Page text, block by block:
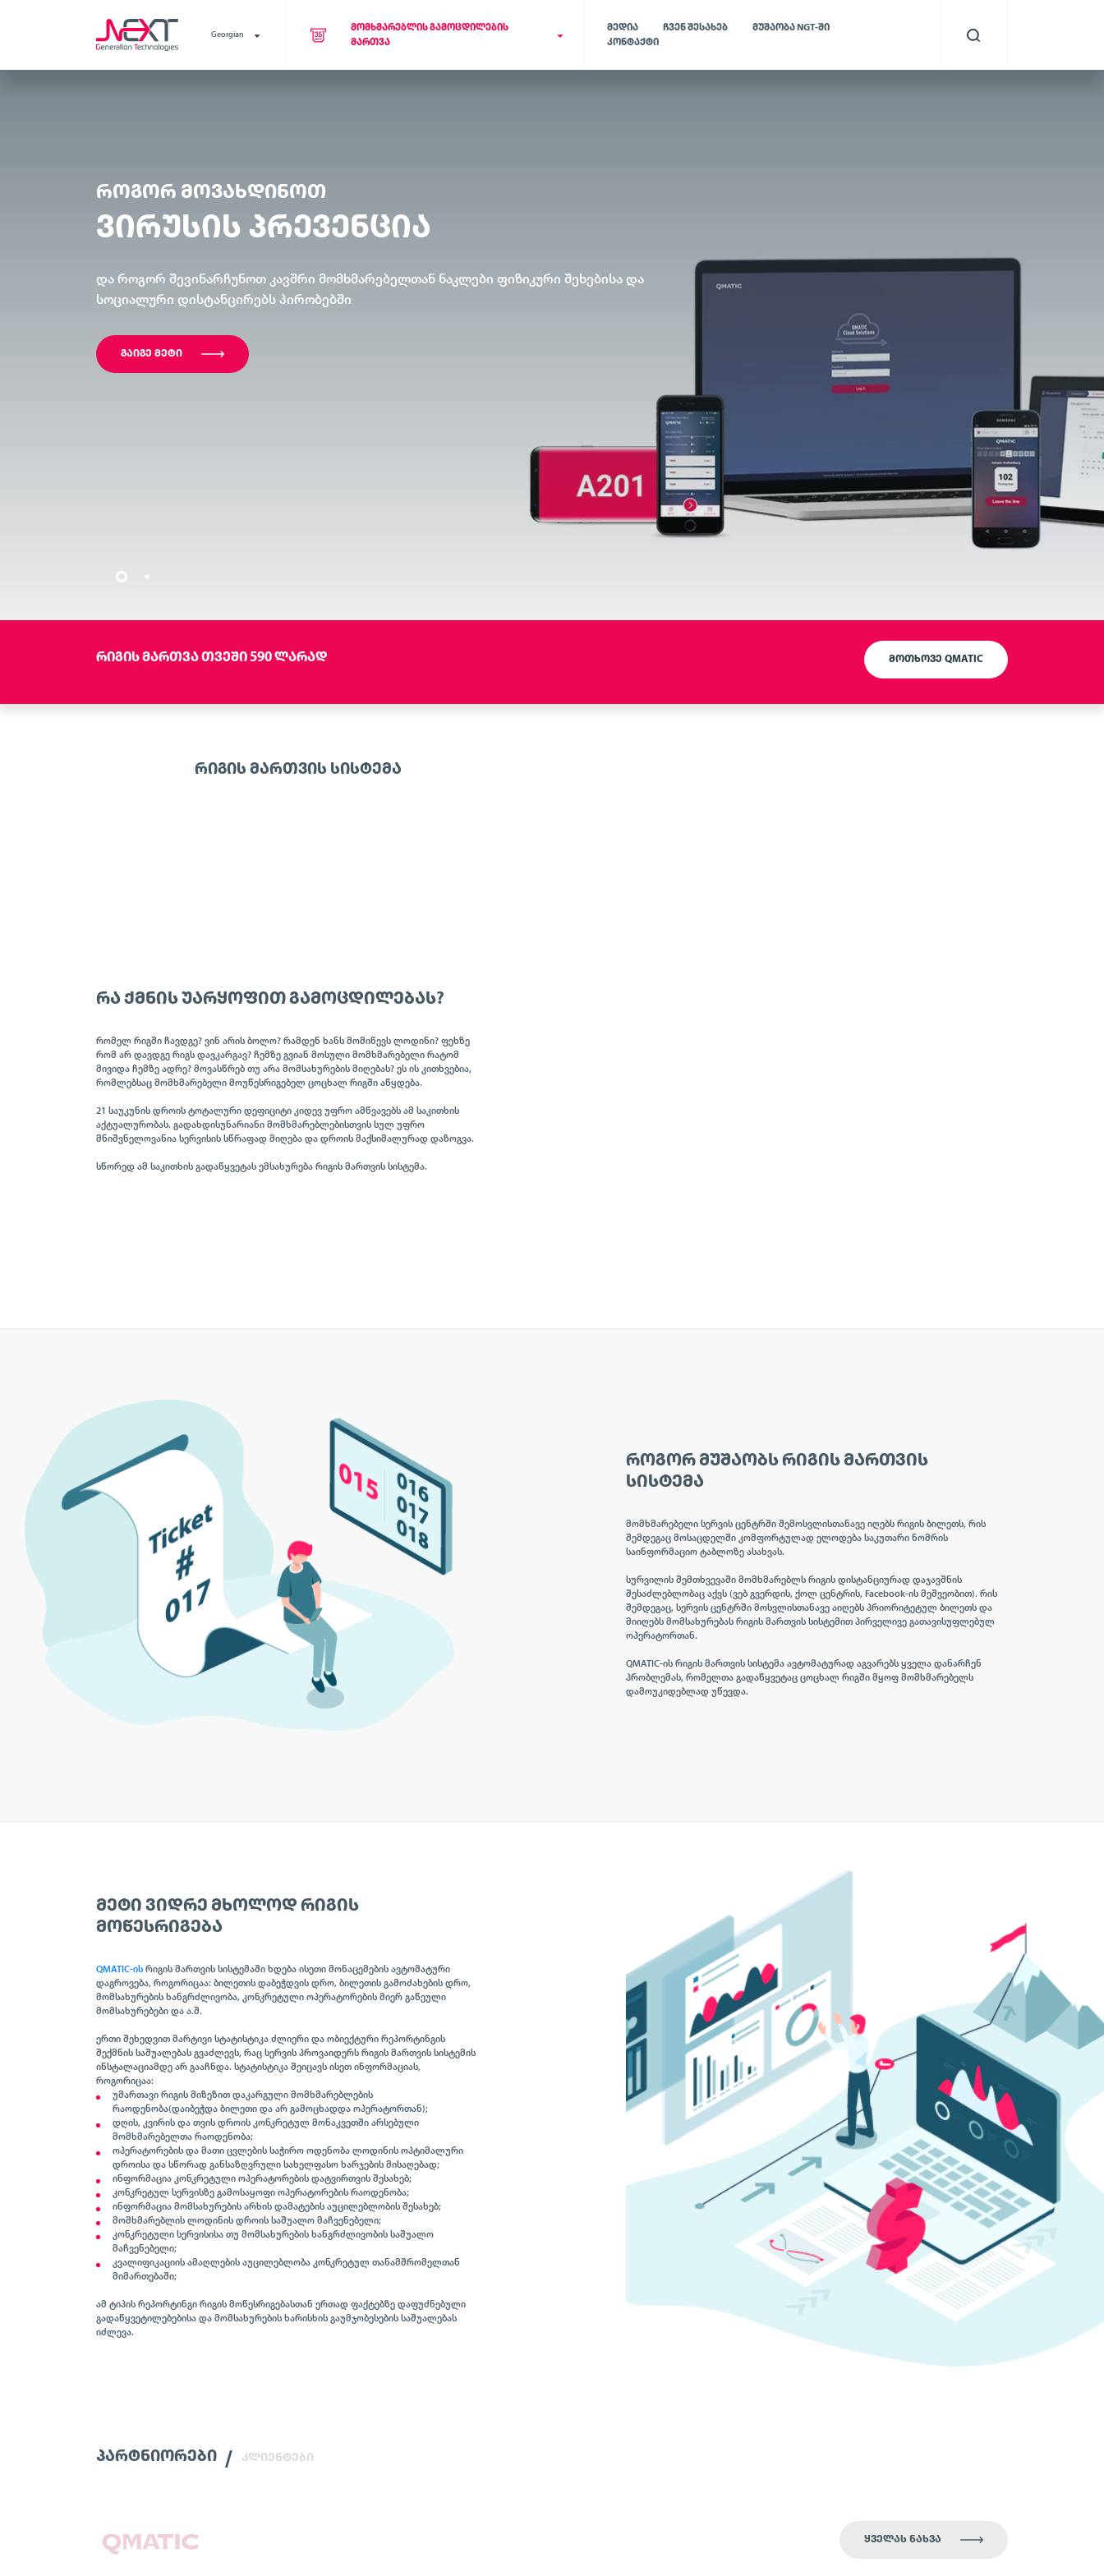
Georgian
ᲛᲝᲛᲮᲛᲐᲠᲔᲑᲚᲘᲡ ᲒᲐᲛᲝᲪᲓᲘᲚᲔᲑᲘᲡ
ᲛᲐᲠᲗᲕᲐ
ᲛᲔᲓᲘᲐ ᲩᲕᲔᲜ ᲨᲔᲡᲐᲮᲔᲑ
ᲛᲣᲨᲐᲝᲑᲐ NGT-ᲨᲘ
ᲙᲝᲜᲢᲐᲥᲢᲘ
ᲠᲝᲒᲝᲠ ᲛᲝᲕᲐᲮᲓᲘᲜᲝᲗ
ᲕᲘᲠᲣᲡᲘᲡ ᲞᲠᲔᲕᲔᲜᲪᲘᲐ
და როგორ შევინარჩუნოთ კავშრი მომხმარებელთან ნაკლები ფიზიკური შეხებისა და
სოციალური დისტანცირებს პირობებში
ᲒᲐᲘᲒᲔ ᲛᲔᲢᲘ
ᲠᲘᲒᲘᲡ ᲛᲐᲠᲗᲕᲐ ᲗᲕᲔᲨᲘ 590 ᲚᲐᲠᲐᲓ ᲛᲝᲗᲮᲝᲕᲔ QMATIC
ᲠᲘᲒᲘᲡ ᲛᲐᲠᲗᲕᲘᲡ ᲡᲘᲡᲢᲔᲛᲐ
ᲠᲐ ᲥᲛᲜᲘᲡ ᲣᲐᲠᲧᲝᲤᲘᲗ ᲒᲐᲛᲝᲪᲓᲘᲚᲔᲑᲐᲡ?
რომელ რიგში ჩავდგე? ვინ არის ბოლო? რამდენ ხანს მომიწევს ლოდინი? ფეხზე
რომ არ დავდგე რიგს დავკარგავ? ჩემზე გვიან მოსული მომხმარებელი რატომ
მივიდა ჩემზე ადრე? მოვასწრებ თუ არა მომსახურების მიღებას? ეს ის კითხვებია,
რომლებსაც მომხმარებელი მოუწესრიგებელ ცოცხალ რიგში აწყდება.
21 საუკუნის დროის ტოტალური დეფიციტი კიდევ უფრო ამწვავებს ამ საკითხის
აქტუალურობას. გადახდისუნარიანი მომხმარებლებისთვის სულ უფრო
მნიშვნელოვანია სერვისის სწრაფად მიღება და დროის მაქსიმალურად დაზოგვა.
სწორედ ამ საკითხის გადაწყვეტას ემსახურება რიგის მართვის სისტემა.
ᲠᲝᲒᲝᲠ ᲛᲣᲨᲐᲝᲑᲡ ᲠᲘᲒᲘᲡ ᲛᲐᲠᲗᲕᲘᲡ
ᲡᲘᲡᲢᲔᲛᲐ
მომხმარებელი სერვის ცენტრში შემოსვლისთანავე იღებს რიგის ბილეთს, რის
შემდეგაც მოსაცდელში კომფორტულად ელოდება საკუთარი ნომრის
საინფორმაციო ტაბლოზე ასახვას.
სურვილის შემთხვევაში მომხმარებლს რიგის დისტანციურად დაჯავშნის
შესაძლებლობაც აქვს (ვებ გვერდის, ქოლ ცენტრის, Facebook-ის მეშვეობით). რის
შემდეგაც, სერვის ცენტრში მოსვლისთანავე აიღებს პრიორიტეტულ ბილეთს და
მიიღებს მომსახურებას რიგის მართვის სისტემით პირველივე გათავისუფლებულ
ოპერატორთან.
QMATIC-ის რიგის მართვის სისტემა ავტომატურად აგვარებს ყველა დანარჩენ
პრობლემას, რომელთა გადაწყვეტაც ცოცხალ რიგში მყოფ მომხმარებელს
დამოუკიდებლად უწევდა.
ᲛᲔᲢᲘ ᲕᲘᲓᲠᲔ ᲛᲮᲝᲚᲝᲓ ᲠᲘᲒᲘᲡ
ᲛᲝᲬᲔᲡᲠᲘᲒᲔᲑᲐ
QMATIC-ის რიგის მართვის სისტემაში ხდება ისეთი მონაცემების ავტომატური
დაგროვება, როგორიცაა: ბილეთის დაბეჭდვის დრო, ბილეთის გამოძახების დრო,
მომსახურების ხანგრძლივობა, კონკრეტული ოპერატორების მიერ გაწეული
მომსახურებები და ა.შ.
ერთი შეხედვით მარტივი სტატისტიკა ძლიერი და ობიექტური რეპორტინგის
შექმნის საშუალებას გვაძლევს, რაც სერვის პროვაიდერს რიგის მართვის სისტემის
ინსტალაციამდე არ გააჩნდა. სტატისტიკა შეიცავს ისეთ ინფორმაციას,
როგორიცაა:
უმართავი რიგის მიზეზით დაკარგული მომხმარებლების
რაოდენობა(დაიბეჭდა ბილეთი და არ გამოცხადდა ოპერატორთან);
დღის, კვირის და თვის დროის კონკრეტულ მონაკვეთში არსებული
მომხმარებელთა რაოდენობა;
ოპერატორების და მათი ცვლების საჭირო ოდენობა ლოდინის ოპტიმალური
დროისა და სწორად განსაზღვრული სახელფასო ხარჯების მისაღებად;
ინფორმაცია კონკრეტული ოპერატორების დატვირთვის შესახებ;
კონკრეტულ სერვისზე გამოსაყოფი ოპერატორების რაოდენობა;
ინფორმაცია მომსახურების არხის დამატების აუცილებლობის შესახებ;
მომხმარებლის ლოდინის დროის საშუალო მაჩვენებელი;
კონკრეტული სერვისისა თუ მომსახურების ხანგრძლივობის საშუალო
მაჩვენებელი;
კვალიფიკაციის ამაღლების აუცილებლობა კონკრეტულ თანამშრომელთან
მიმართებაში;
ამ ტიპის რეპორტინგი რიგის მოწესრიგებასთან ერთად ფაქტებზე დაფუძნებული
გადაწყვეტილებებისა და მომსახურების ხარისხის გაუმჯობესების საშუალებას
იძლევა.
ᲞᲐᲠᲢᲜᲘᲝᲠᲔᲑᲘ ᲙᲚᲘᲔᲜᲢᲔᲑᲘ
ᲧᲕᲔᲚᲐᲡ ᲜᲐᲮᲕᲐ